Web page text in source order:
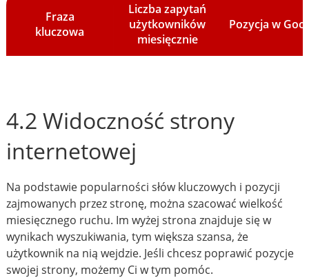
Fraza
kluczowa
Liczba zapytań
użytkowników
miesięcznie
Pozycja w
4.2 Widoczność strony
internetowej
Na podstawie popularności słów kluczowych i pozycji
zajmowanych przez stronę, można szacować wielkość
miesięcznego ruchu. Im wyżej strona znajduje się w
wynikach wyszukiwania, tym większa szansa, że
użytkownik na nią wejdzie. Jeśli chcesz poprawić pozycje
swojej strony, możemy Ci w tym pomóc.